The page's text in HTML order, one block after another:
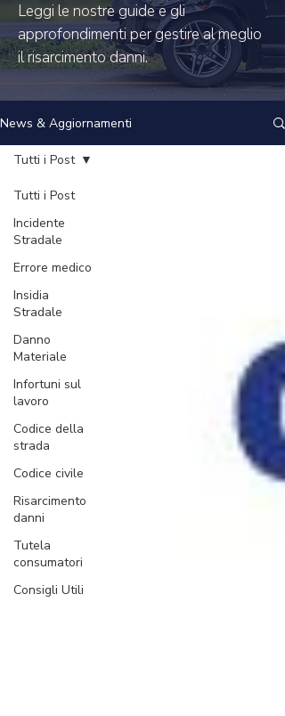
Leggi le nostre guide e gli
approfondimenti per gestire al meglio
il risarcimento danni.
News & Aggiornamenti
Tutti i Post
Incidente
Stradale
Errore medico
Insidia
Stradale
Danno
Materiale
Infortuni sul
lavoro
Codice della
strada
Codice civile
Risarcimento
danni
Tutela
consumatori
Consigli Utili
Tutti i Post